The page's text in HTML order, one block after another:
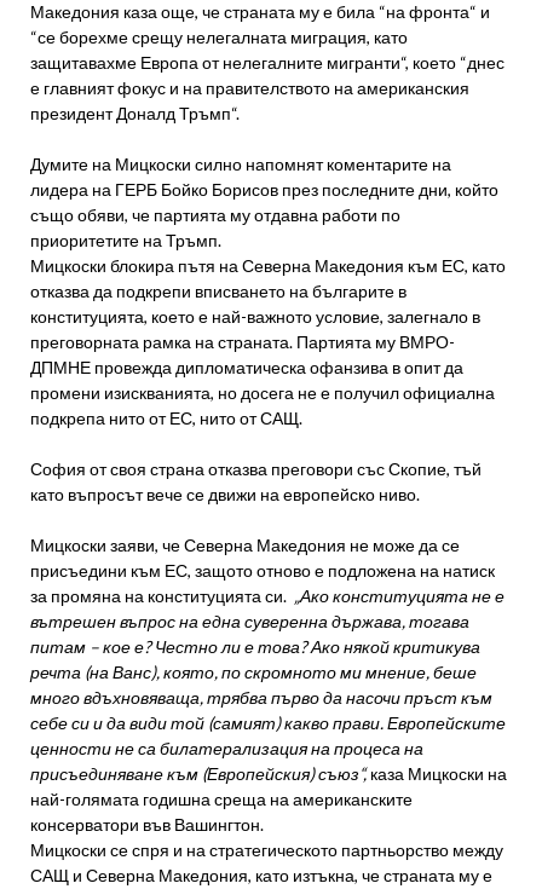
Македония каза още, че страната му е била “на фронта“ и
“се борехме срещу нелегалната миграция, като
защитавахме Европа от нелегалните мигранти“, което “днес
е главният фокус и на правителството на американския
президент Доналд Тръмп“.
Думите на Мицкоски силно напомнят коментарите на
лидера на ГЕРБ Бойко Борисов през последните дни, който
също обяви, че партията му отдавна работи по
приоритетите на Тръмп.
Мицкоски блокира пътя на Северна Македония към ЕС, като
отказва да подкрепи вписването на българите в
конституцията, което е най-важното условие, залегнало в
преговорната рамка на страната. Партията му ВМРО-
ДПМНЕ провежда дипломатическа офанзива в опит да
промени изискванията, но досега не е получил официална
подкрепа нито от ЕС, нито от САЩ.
София от своя страна отказва преговори със Скопие, тъй
като въпросът вече се движи на европейско ниво.
Мицкоски заяви, че Северна Македония не може да се
присъедини към ЕС, защото отново е подложена на натиск
за промяна на конституцията си. „Ако конституцията не е
вътрешен въпрос на една суверенна държава, тогава
питам – кое е? Честно ли е това? Ако някой критикува
речта (на Ванс), която, по скромното ми мнение, беше
много вдъхновяваща, трябва първо да насочи пръст към
себе си и да види той (самият) какво прави. Европейските
ценности не са билатерализация на процеса на
присъединяване към (Европейския) съюз“,каза Мицкоски на
най-голямата годишна среща на американските
консерватори във Вашингтон.
Мицкоски се спря и на стратегическото партньорство между
САЩ и Северна Македония, като изтъкна, че страната му е